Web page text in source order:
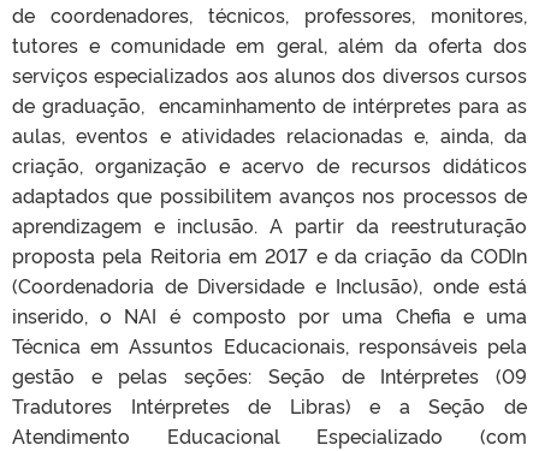
de coordenadores, técnicos, professores, monitores,
tutores e comunidade em geral, além da oferta dos
serviços especializados aos alunos dos diversos cursos
de graduação, encaminhamento de intérpretes para as
aulas, eventos e atividades relacionadas e, ainda, da
criação, organização e acervo de recursos didáticos
adaptados que possibilitem avanços nos processos de
aprendizagem e inclusão. A partir da reestruturação
proposta pela Reitoria em 2017 e da criação da CODIn
(Coordenadoria de Diversidade e Inclusão), onde está
inserido, o NAI é composto por uma Chefia e uma
Técnica em Assuntos Educacionais, responsáveis pela
gestão e pelas seções: Seção de Intérpretes (09
Tradutores Intérpretes de Libras) e a Seção de
Atendimento Educacional Especializado (com